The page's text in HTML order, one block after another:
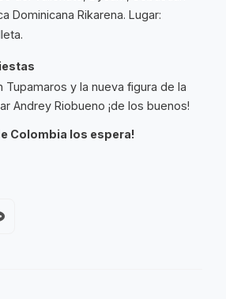
Dominicana Rikarena. Lugar:
Tupamaros y la nueva figura de la
Andrey Riobueno ¡de los buenos!
Colombia los espera!